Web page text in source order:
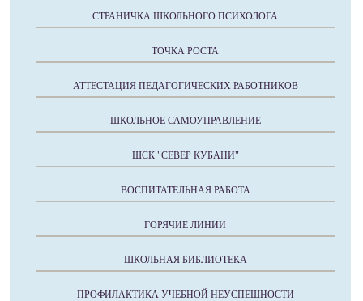
СТРАНИЧКА ШКОЛЬНОГО ПСИХОЛОГА
ТОЧКА РОСТА
АТТЕСТАЦИЯ ПЕДАГОГИЧЕСКИХ РАБОТНИКОВ
ШКОЛЬНОЕ САМОУПРАВЛЕНИЕ
ШСК "СЕВЕР КУБАНИ"
ВОСПИТАТЕЛЬНАЯ РАБОТА
ГОРЯЧИЕ ЛИНИИ
ШКОЛЬНАЯ БИБЛИОТЕКА
ПРОФИЛАКТИКА УЧЕБНОЙ НЕУСПЕШНОСТИ